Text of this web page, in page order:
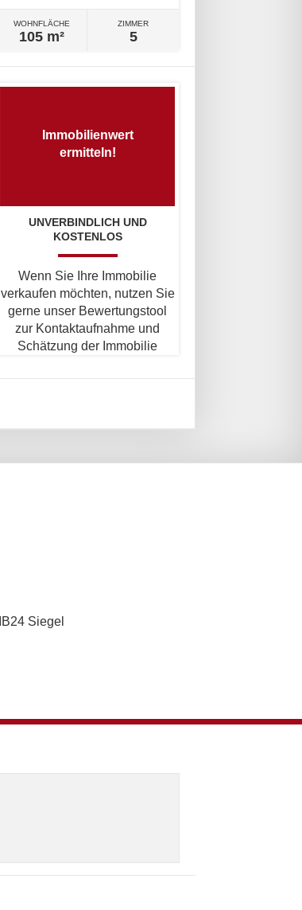
WOHNFLÄCHE
105 m²
ZIMMER
5
Immobilienwert
ermitteln!
UNVERBINDLICH UND
KOSTENLOS
Wenn Sie Ihre Immobilie
verkaufen möchten, nutzen Sie
gerne unser Bewertungstool
zur Kontaktaufnahme und
Schätzung der Immobilie